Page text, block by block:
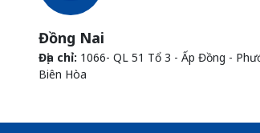
Đồng Nai
Địa chỉ: 1066- QL 51 Tổ 3 - Ấp Đồng -
Biên Hòa